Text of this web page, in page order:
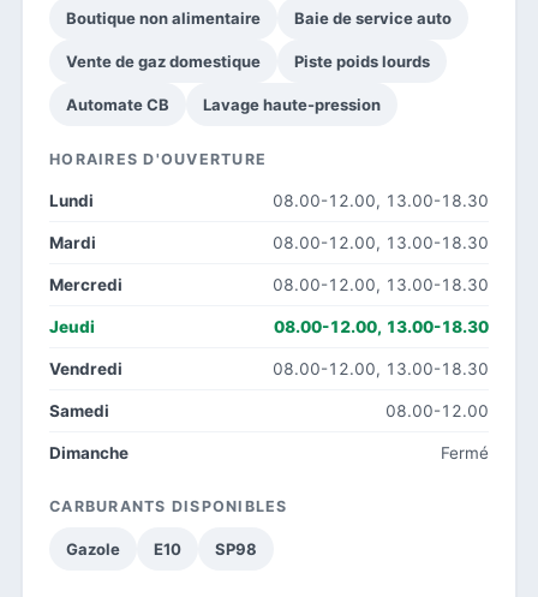
Boutique non alimentaire Baie de service auto
Vente de gaz domestique Piste poids lourds
Automate CB Lavage haute-pression
HORAIRES D'OUVERTURE
Lundi 08.00-12.00, 13.00-18.30
Mardi 08.00-12.00, 13.00-18.30
Mercredi 08.00-12.00, 13.00-18.30
Jeudi 08.00-12.00, 13.00-18.30
Vendredi 08.00-12.00, 13.00-18.30
Samedi 08.00-12.00
Dimanche Fermé
CARBURANTS DISPONIBLES
Gazole E10 SP98